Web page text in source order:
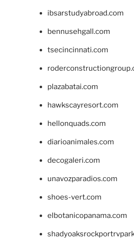
ibsarstudyabroad.com
bennusehgall.com
tsecincinnati.com
plazabatai.com
hawkscayresort.com
hellonquads.com
diarioanimales.com
decogaleri.com
unavozparadios.com
shoes-vert.com
elbotanicopanama.com